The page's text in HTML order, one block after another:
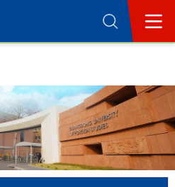
团)官方网站-Official